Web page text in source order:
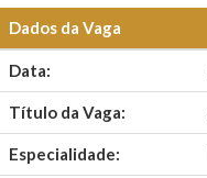
Dados da Vaga
Data:
Título da Vaga:
Especialidade: